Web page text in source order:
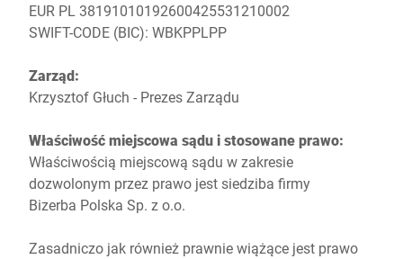
EUR PL 38191010192600425531210002
SWIFT-CODE (BIC): WBKPPLPP
Zarząd:
Krzysztof Głuch - Prezes Zarządu
Właściwość miejscowa sądu i stosowane prawo:
Właściwością miejscową sądu w zakresie
dozwolonym przez prawo jest siedziba firmy
Bizerba Polska Sp. z o.o.
Zasadniczo jak również prawnie wiążące jest prawo